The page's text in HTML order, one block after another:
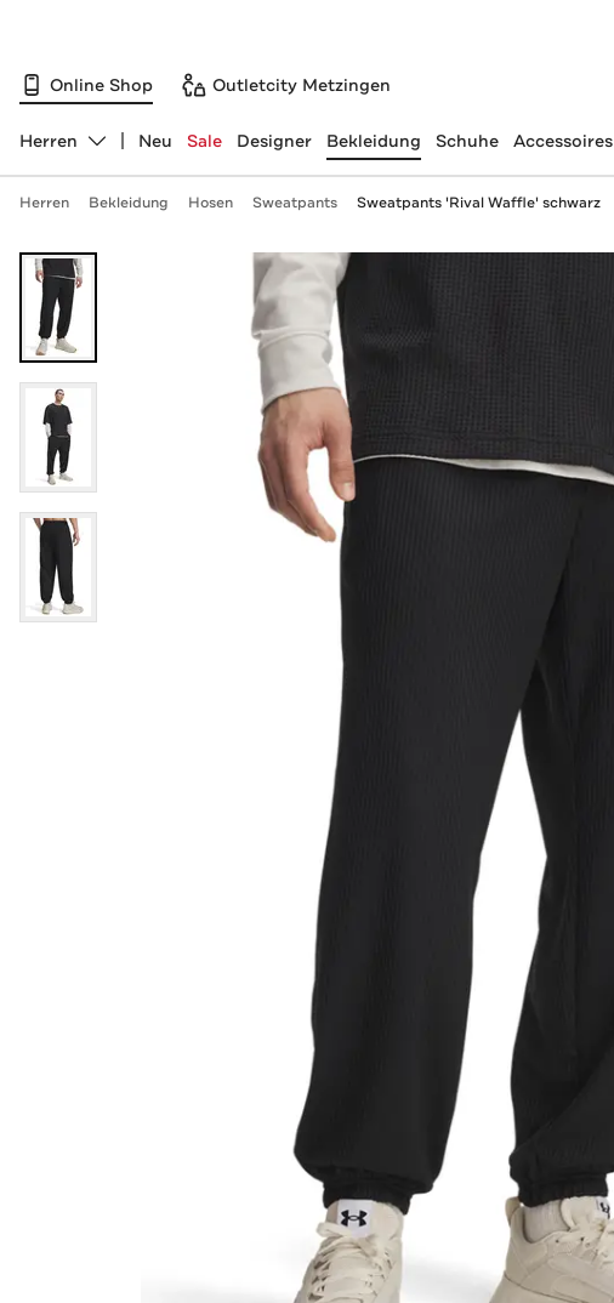
Online Shop Outletcity Metzingen
Abteilung ändern, ausgewählt:
Herren Neu Sale Designer Bekleidung Schuhe Accessoires
Herren Bekleidung Hosen Sweatpants Sweatpants 'Rival Waffle' schwarz